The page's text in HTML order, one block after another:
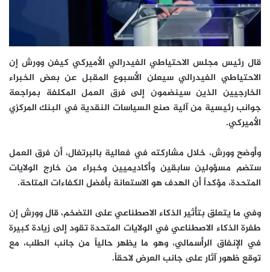
قال رئيس مجلس الاحتياطي الفيدرالي الأميركي كيفن وورش إن
الاحتياطي الفيدرالي سيعلن الأسبوع المقبل عن بعض الخبراء
الخارجيين الذين سينضمون إلى فرق العمل المكلفة بمراجعة
جوانب رئيسية من آلية صنع السياسات النقدية في البنك المركزي
الأميركي.
وأوضح وورش، خلال مشاركته في فعالية بالبرتغال، أن فرق العمل
ستضم مسؤولين سابقين وأكاديميين وخبراء من خارج الولايات
المتحدة، مؤكداً أن الهدف هو الاستعانة بأفضل الكفاءات المتاحة.
وفي ما يتعلق بتأثير الذكاء الاصطناعي على التضخم، قال وورش إن
طفرة الذكاء الاصطناعي في الولايات المتحدة تقود إلى زيادة كبيرة
في الإنفاق الرأسمالي، وهو ما يظهر حالياً من جانب الطلب، مع
توقع ظهور آثار على جانب العرض لاحقاً.